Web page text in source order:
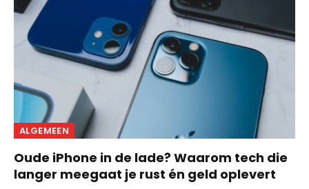
ALGEMEEN
Oude iPhone in de lade? Waarom tech die
langer meegaat je rust én geld oplevert